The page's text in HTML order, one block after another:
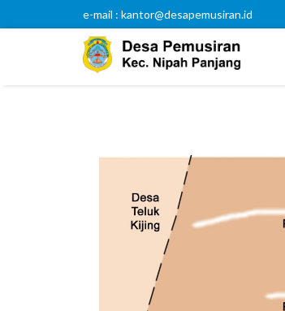
e-mail : kantor@desapemusiran.id